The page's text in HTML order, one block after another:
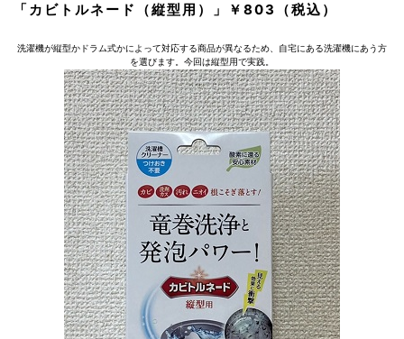
「カビトルネード（縦型用）」￥803（税込）
洗濯機が縦型かドラム式かによって対応する商品が異なるため、自宅にある洗濯機にあう方
を選びます。今回は縦型用で実践。